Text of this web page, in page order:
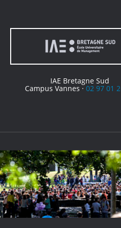
IAE Bretagne Sud
Campus Vannes ·02 97 01